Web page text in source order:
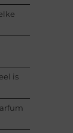
is